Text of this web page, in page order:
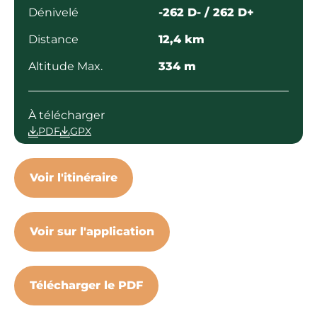
Dénivelé
-262 D- / 262 D+
Distance
12,4 km
Altitude Max.
334 m
À télécharger
PDF GPX
Voir l'itinéraire
Voir sur l'application
Télécharger le PDF